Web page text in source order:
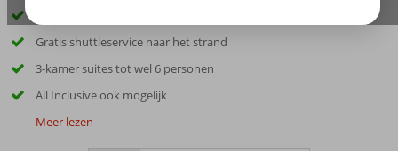
Gratis shuttleservice naar het strand
3-kamer suites tot wel 6 personen
All Inclusive ook mogelijk
Meer lezen